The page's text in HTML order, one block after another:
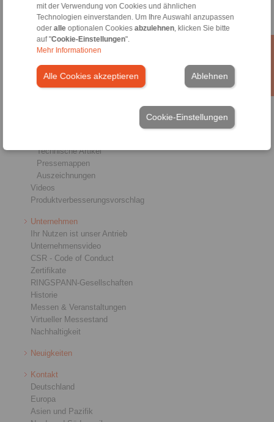
mit der Verwendung von Cookies und ähnlichen
Technologien einverstanden. Um Ihre Auswahl anzupassen
oder alleoptionalen Cookies abzulehnen, klicken Sie bitte
auf "Cookie-Einstellungen".
Mehr Informationen
Alle Cookies akzeptieren Ablehnen
Cookie-Einstellungen
Präzisions-Spannzeuge
RCS® Fernbetätigungen
Branchen
Service
Downloads
Produktkataloge
Einbau- und Betriebsanleitungen
Technische Artikel
Pressemappen
Auszeichnungen
Videos
Produktverbesserungsvorschlag
Unternehmen
Ihr Nutzen ist unser Antrieb
Unternehmensvideo
CSR - Code of Conduct
Zertifikate
RINGSPANN-Gesellschaften
Historie
Messen & Veranstaltungen
Virtueller Messestand
Nachhaltigkeit
Neuigkeiten
Kontakt
Deutschland
Europa
Asien und Pazifik